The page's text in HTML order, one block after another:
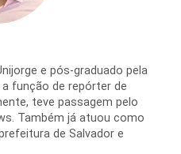
e pós-graduado pela
a função de repórter de
teve passagem pelo
Também já atuou como
de Salvador e